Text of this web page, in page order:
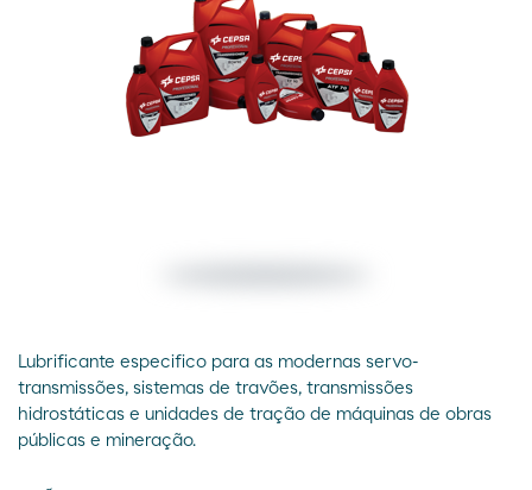
Distribuidor
Transportador
Lubrificante especifico para as modernas servo-
transmissões, sistemas de travões, transmissões
hidrostáticas e unidades de tração de máquinas de obras
públicas e mineração.